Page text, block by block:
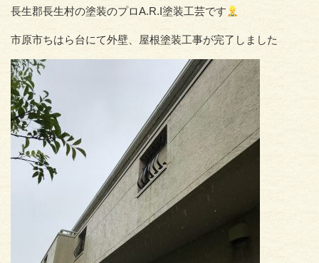
長生郡長生村の塗装のプロA.R.I塗装工芸です
市原市ちはら台にて外壁、屋根塗装工事が完了しました